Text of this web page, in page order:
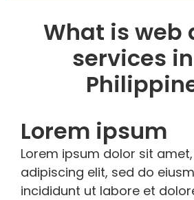
What is web
services
Lorem ipsum
Lorem ipsum dolor sit
adipiscing elit, sed do
incididunt ut labore et